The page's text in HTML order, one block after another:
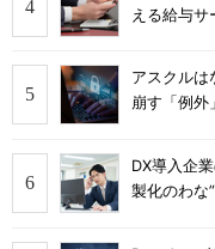
える給与サ
アスクル
崩す「例外
DX導入企
製化のわな”